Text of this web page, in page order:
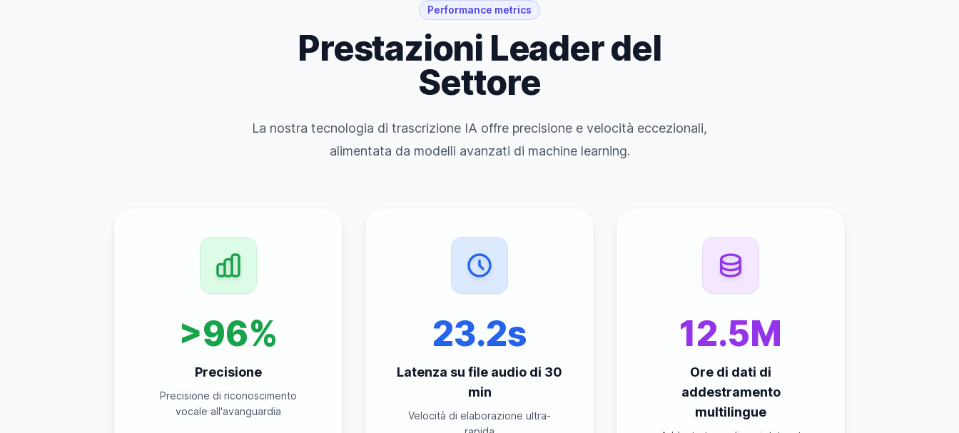
Performance metrics
Prestazioni Leader del
Settore
La nostra tecnologia di trascrizione IA offre precisione e velocità eccezionali,
alimentata da modelli avanzati di machine learning.
>96%
Precisione
Precisione di riconoscimento
vocale all'avanguardia
23.2s
Latenza su file audio di 30
min
Velocità di elaborazione ultra-
12.5M
Ore di dati di
addestramento
multilingue